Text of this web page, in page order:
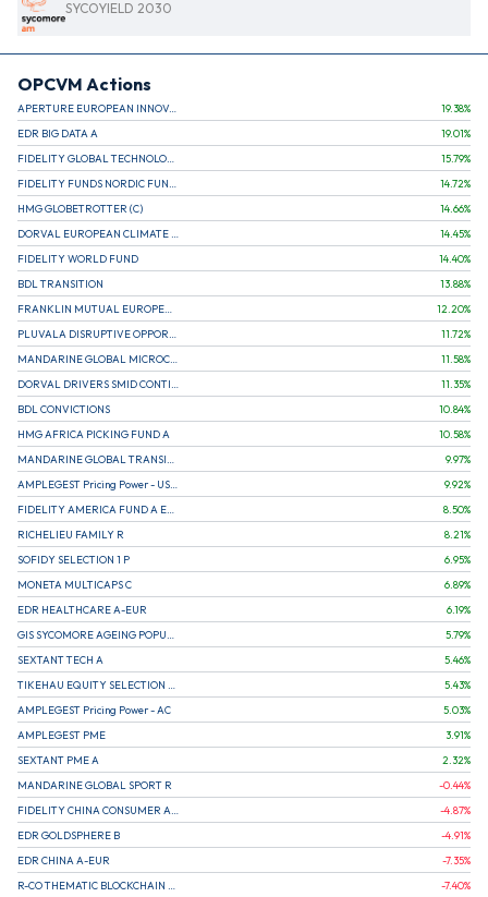
SYCOYIELD 2030
OPCVM Actions
APERTURE EUROPEAN INNOVATION 19.38%
EDR BIG DATA A
19.01%
15.79%
14.72%
HMG GLOBETROTTER (C)
14.66%
14.45%
FIDELITY WORLD FUND
14.40%
BDL TRANSITION
13.88%
12.20%
11.72%
11.58%
11.35%
BDL CONVICTIONS
10.84%
HMG AFRICA PICKING FUND A
10.58%
9.97%
9.92%
8.50%
RICHELIEU FAMILY R
8.21%
SOFIDY SELECTION 1 P
6.95%
MONETA MULTICAPS C
6.89%
EDR HEALTHCARE A-EUR
6.19%
5.79%
SEXTANT TECH A
5.46%
5.43%
AMPLEGEST Pricing Power - AC
5.03%
AMPLEGEST PME
3.91%
SEXTANT PME A
2.32%
MANDARINE GLOBAL SPORT R
-0.44%
-4.87%
EDR GOLDSPHERE B
-4.91%
EDR CHINA A-EUR
-7.35%
-7.40%